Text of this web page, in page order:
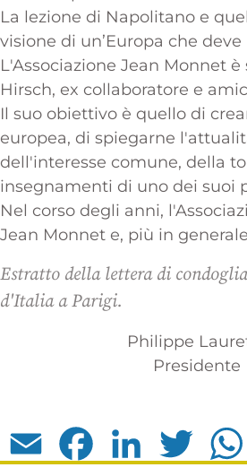
La lezione di Napolitano e
visione di un’Europa che
L'Associazione Jean Monnet
Hirsch, ex collaboratore e
Il suo obiettivo è quello di
europea, di spiegarne
dell'interesse comune, della
insegnamenti di uno dei suoi
Nel corso degli anni,
Jean Monnet e, più in
Estratto della lettera di
d'Italia a Parigi.
Philippe
Presidente
Email FacebookLinkedIn Twitter